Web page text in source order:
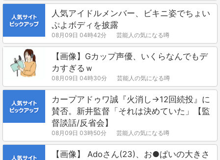
人気アイドルメンバー、ビキニ姿でちょい
ぷよボディを披露
08月09日 04時42分 芸能人の気になる噂
【画像】Gカップ声優、いくらなんでもデ
カすぎるｗ
08月09日 04時30分 芸能人の気になる噂
カープアドゥワ誠『火消し→12回続投』に
賛否。新井監督「それは決めていた」【監
督談話/反省会】
08月09日 03時50分 芸能人の気になる噂
【画像】 Adoさん(23)、お●ぱいの大きさ